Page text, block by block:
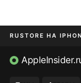
RUSTORE НА
AVITO НА IPHONE